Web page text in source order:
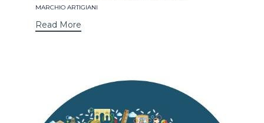
MARCHIO ARTIGIANI
Read More